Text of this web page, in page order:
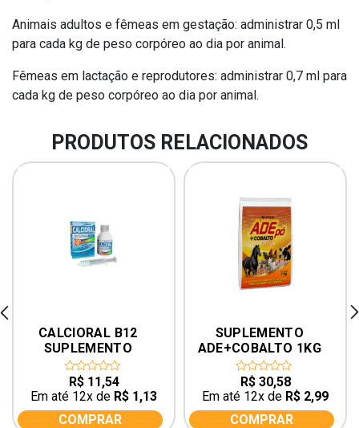
Animais adultos e fêmeas em gestação: administrar 0,5 ml
para cada kg de peso corpóreo ao dia por animal.
Fêmeas em lactação e reprodutores: administrar 0,7 ml para
cada kg de peso corpóreo ao dia por animal.
PRODUTOS RELACIONADOS
CALCIORAL B12
SUPLEMENTO
VITAMÍNICO E
MINERAL 100ML
VETBRAS
out
of
5
R$11,54
Em até 12x de R$ 1,13
COMPRAR
SUPLEMENTO
ADE+COBALTO 1KG
VETBRAS CAVALO
VACA GALINHA
PORCO
out
of
5
R$30,58
Em até 12x de R$ 2,99
COMPRAR